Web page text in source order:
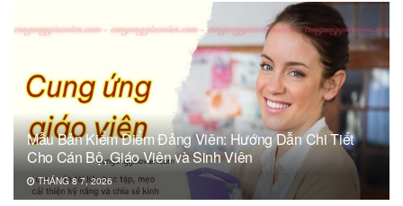
Mẫu Bản Kiểm Điểm Đảng Viên: Hướng Dẫn Chi Tiết
Cho Cán Bộ, Giáo Viên và Sinh Viên
THÁNG 8 7, 2026